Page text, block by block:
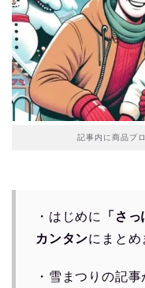
記事内に商品プ
・はじめに
「さ
カンタンにまとめ
・雪まつりの記